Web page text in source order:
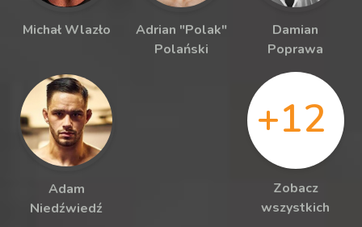
Michał Wlazło
Adrian "Polak"
Polański
Damian
Poprawa
Adam
Niedźwiedź
+12
Zobacz
wszystkich